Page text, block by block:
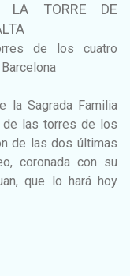
LA TORRE DE
de los cuatro
la Sagrada Familia
de las torres de los
de las dos últimas
coronada con su
que lo hará hoy